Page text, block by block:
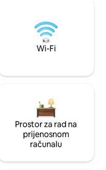
Wi-Fi
Prostor za rad na
prijenosnom
računalu